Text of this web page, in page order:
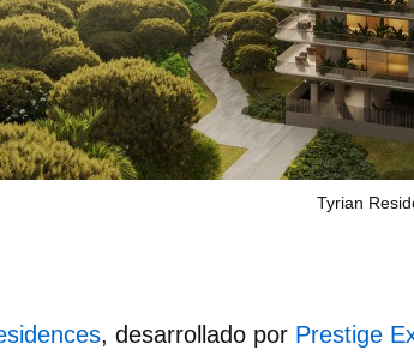
Tyrian
, desarrollado por Prestige